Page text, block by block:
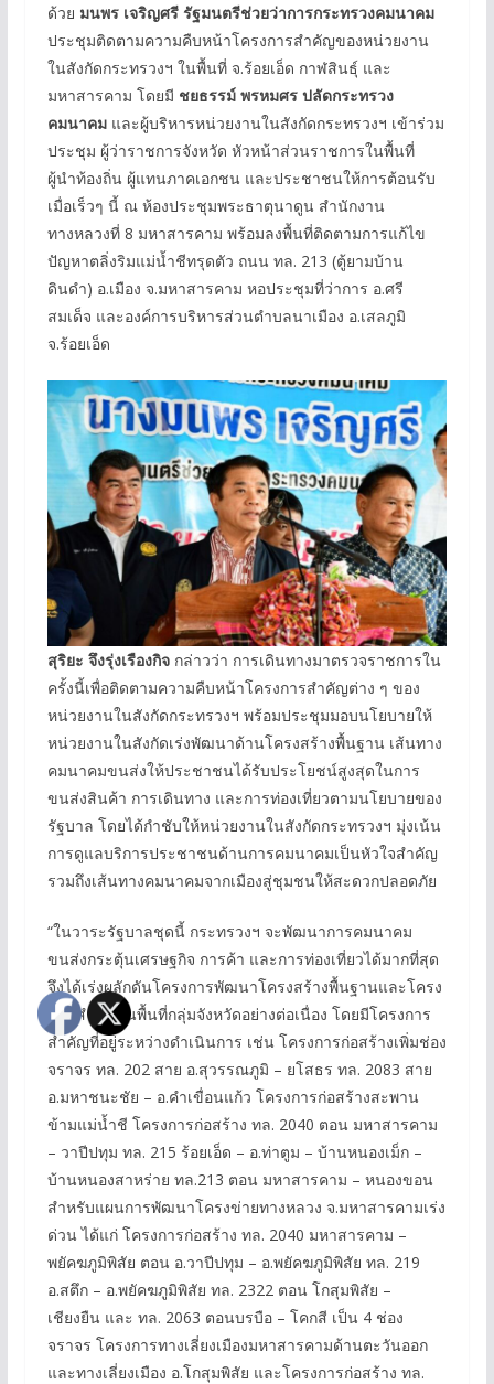
ด้วย มนพร เจริญศรี รัฐมนตรีช่วยว่าการกระทรวงคมนาคม
ประชุมติดตามความคืบหน้าโครงการสำคัญของหน่วยงาน
ในสังกัดกระทรวงฯ ในพื้นที่ จ.ร้อยเอ็ด กาฬสินธุ์ และ
มหาสารคาม โดยมี ชยธรรม์ พรหมศร ปลัดกระทรวง
คมนาคมและผู้บริหารหน่วยงานในสังกัดกระทรวงฯ เข้าร่วม
ประชุม ผู้ว่าราชการจังหวัด หัวหน้าส่วนราชการในพื้นที่
ผู้นำท้องถิ่น ผู้แทนภาคเอกชน และประชาชนให้การต้อนรับ
เมื่อเร็วๆ นี้ ณ ห้องประชุมพระธาตุนาดูน สำนักงาน
ทางหลวงที่ 8 มหาสารคาม พร้อมลงพื้นที่ติดตามการแก้ไข
ปัญหาตลิ่งริมแม่น้ำชีทรุดตัว ถนน ทล. 213 (ตู้ยามบ้าน
ดินดำ) อ.เมือง จ.มหาสารคาม หอประชุมที่ว่าการ อ.ศรี
สมเด็จ และองค์การบริหารส่วนตำบลนาเมือง อ.เสลภูมิ
จ.ร้อยเอ็ด
สุริยะ จึงรุ่งเรืองกิจกล่าวว่า การเดินทางมาตรวจราชการใน
ครั้งนี้เพื่อติดตามความคืบหน้าโครงการสำคัญต่าง ๆ ของ
หน่วยงานในสังกัดกระทรวงฯ พร้อมประชุมมอบนโยบายให้
หน่วยงานในสังกัดเร่งพัฒนาด้านโครงสร้างพื้นฐาน เส้นทาง
คมนาคมขนส่งให้ประชาชนได้รับประโยชน์สูงสุดในการ
ขนส่งสินค้า การเดินทาง และการท่องเที่ยวตามนโยบายของ
รัฐบาล โดยได้กำชับให้หน่วยงานในสังกัดกระทรวงฯ มุ่งเน้น
การดูแลบริการประชาชนด้านการคมนาคมเป็นหัวใจสำคัญ
รวมถึงเส้นทางคมนาคมจากเมืองสู่ชุมชนให้สะดวกปลอดภัย
“ในวาระรัฐบาลชุดนี้ กระทรวงฯ จะพัฒนาการคมนาคม
ขนส่งกระตุ้นเศรษฐกิจ การค้า และการท่องเที่ยวได้มากที่สุด
จึงได้เร่งผลักดันโครงการพัฒนาโครงสร้างพื้นฐานและโครง
ข่ายสำคัญในพื้นที่กลุ่มจังหวัดอย่างต่อเนื่อง โดยมีโครงการ
สำคัญที่อยู่ระหว่างดำเนินการ เช่น โครงการก่อสร้างเพิ่มช่อง
จราจร ทล. 202 สาย อ.สุวรรณภูมิ – ยโสธร ทล. 2083 สาย
อ.มหาชนะชัย – อ.คำเขื่อนแก้ว โครงการก่อสร้างสะพาน
ข้ามแม่น้ำชี โครงการก่อสร้าง ทล. 2040 ตอน มหาสารคาม
– วาปีปทุม ทล. 215 ร้อยเอ็ด – อ.ท่าตูม – บ้านหนองเม็ก –
บ้านหนองสาหร่าย ทล.213 ตอน มหาสารคาม – หนองขอน
สำหรับแผนการพัฒนาโครงข่ายทางหลวง จ.มหาสารคามเร่ง
ด่วน ได้แก่ โครงการก่อสร้าง ทล. 2040 มหาสารคาม –
พยัคฆภูมิพิสัย ตอน อ.วาปีปทุม – อ.พยัคฆภูมิพิสัย ทล. 219
อ.สตึก – อ.พยัคฆภูมิพิสัย ทล. 2322 ตอน โกสุมพิสัย –
เชียงยืน และ ทล. 2063 ตอนบรบือ – โคกสี เป็น 4 ช่อง
จราจร โครงการทางเลี่ยงเมืองมหาสารคามด้านตะวันออก
และทางเลี่ยงเมือง อ.โกสุมพิสัย และโครงการก่อสร้าง ทล.